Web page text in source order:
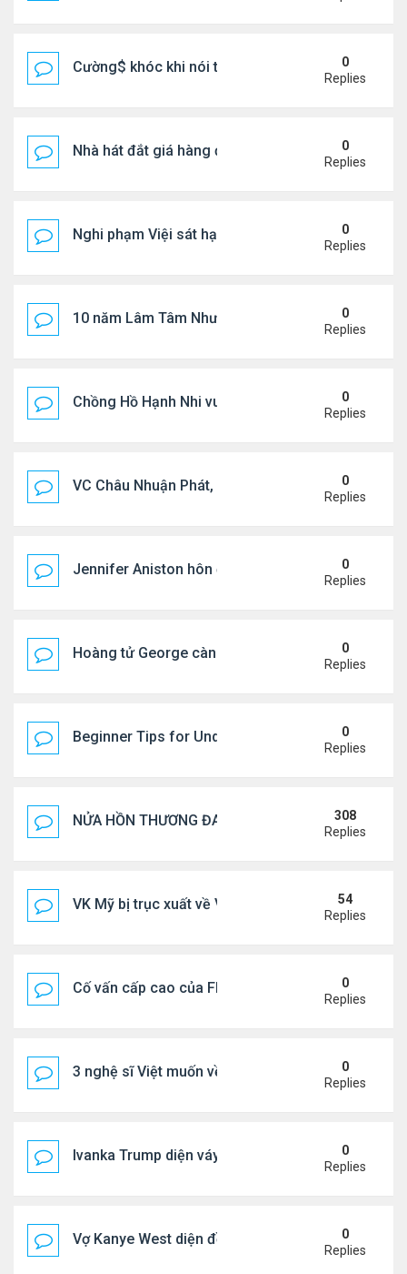
Cường$ khóc khi nói thật về hôn nhân
0
Replies
Nhà hát đắt giá hàng đầu tg ở VN
0
Replies
Nghi phạm Việi sát hại cụ bà 91 tuổi, phi tang xác
0
Replies
10 năm Lâm Tâm Như - Hoắc Kiến Hoa
0
Replies
Chồng Hồ Hạnh Nhi vui vẻ ôm người cũ của vợ
0
Replies
VC Châu Nhuận Phát, Lưu Gia Linh viếng vợ cũ ..
0
Replies
Jennifer Aniston hôn đắm đuối bạn trai trên du
0
Replies
Hoàng tử George càng lớn càng điển trai0
Replies
Beginner Tips for Understanding Diablo 4 Items
0
Replies
NỬA HỒN THƯƠNG ĐAU..
308
Replies
VK Mỹ bị trục xuất về VN sống ra sao
54
Replies
Cố vấn cấp cao của FIFA từ chức để phán đối
0
Replies
3 nghệ sĩ Việt muốn về VN nhưng số phận an bài
0
Replies
Ivanka Trump diện váy hở eo táo bạo, khoe vòng
0
Replies
Vợ Kanye West diện đồ xẻ bạo, dự tiệc ở đảo Ibiza
0
Replies